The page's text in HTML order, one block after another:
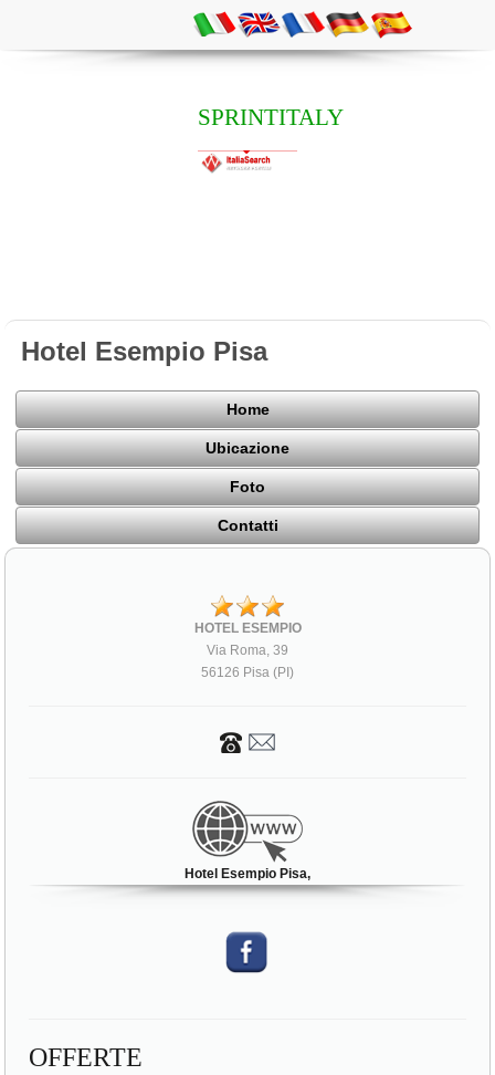
SPRINTITALY
Hotel Esempio Pisa
Home
Ubicazione
Foto
Contatti
HOTEL ESEMPIO
Via Roma, 39
56126 Pisa (PI)
Hotel Esempio Pisa,
OFFERTE